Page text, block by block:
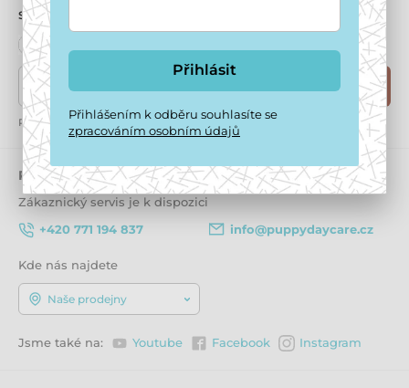
samozřejmě i odběr newsletterů.
Zde napište váš e-mail Přihlásit
Přihlášením k odběru souhlasíte sezpracováním osobním údajů
Potřebujete poradit offline
Zákaznický servis je k dispozici
+420 771 194 837
info@puppydaycare.cz
Kde nás najdete
Naše prodejny
Jsme také na: Youtube Facebook Instagram
Přihlásit
Přihlášením k odběru souhlasíte se
zpracováním osobním údajů